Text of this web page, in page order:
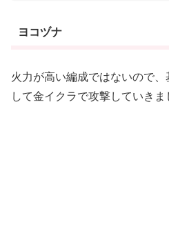
ヨコヅナ
火力が高い編成ではないので
して金イクラで攻撃していきま